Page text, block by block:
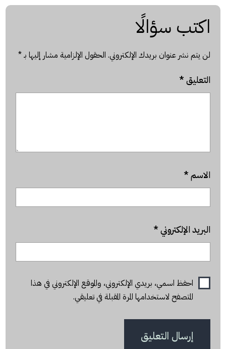
اكتب سؤالًا
لن يتم نشر عنوان بريدك الإلكتروني. الحقول الإلزامية مشار إليها بـ*
التعليق*
الاسم*
البريد الإلكتروني*
احفظ اسمي، بريدي الإلكتروني، والموقع الإلكتروني في هذا
المتصفح لاستخدامها المرة المقبلة في تعليقي.